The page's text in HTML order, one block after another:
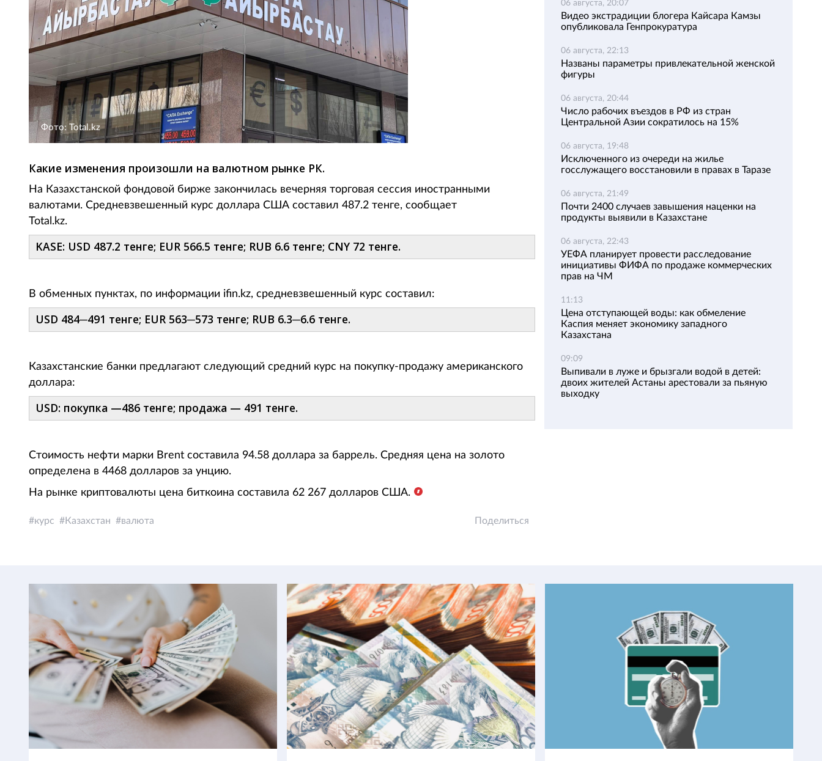
Фото: Total.kz
Какие изменения произошли на валютном рынке РК.
На Казахстанской фондовой бирже закончилась вечерняя торговая сессия иностранными
валютами. Средневзвешенный курс доллара США составил 487.2 тенге, сообщает
Total.kz.
KASE: USD 487.2 тенге; EUR 566.5 тенге; RUB 6.6 тенге; CNY 72 тенге.
В обменных пунктах, по информации ifin.kz, средневзвешенный курс составил:
USD 484─491 тенге; EUR 563─573 тенге; RUB 6.3─6.6 тенге.
Казахстанские банки предлагают следующий средний курс на покупку-продажу американского
доллара:
USD: покупка —486 тенге; продажа — 491 тенге.
Стоимость нефти марки Brent составила 94.58 доллара за баррель. Средняя цена на золото
определена в 4468 долларов за унцию.
На рынке криптовалюты цена биткоина составила 62 267 долларов США.
курс Казахстан валюта Поделиться
06 августа, 20:07
Видео экстрадиции блогера Кайсара Камзы
опубликовала Генпрокуратура
06 августа, 22:13
Названы параметры привлекательной женской
фигуры
06 августа, 20:44
Число рабочих въездов в РФ из стран
Центральной Азии сократилось на 15%
06 августа, 19:48
Исключенного из очереди на жилье
госслужащего восстановили в правах в Таразе
06 августа, 21:49
Почти 2400 случаев завышения наценки на
продукты выявили в Казахстане
06 августа, 22:43
УЕФА планирует провести расследование
инициативы ФИФА по продаже коммерческих
прав на ЧМ
11:13
Цена отступающей воды: как обмеление
Каспия меняет экономику западного
Казахстана
09:09
Выпивали в луже и брызгали водой в детей:
двоих жителей Астаны арестовали за пьяную
выходку